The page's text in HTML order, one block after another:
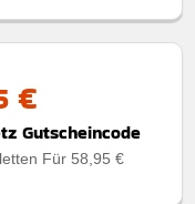
€
Gutscheincode
Für 58,95 €